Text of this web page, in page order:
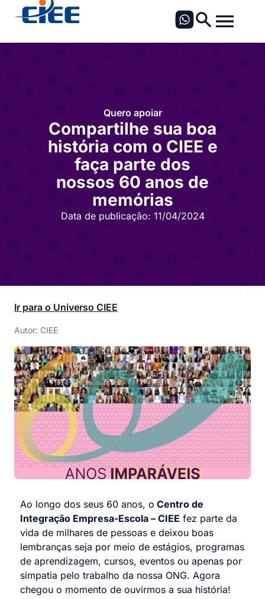
Quero apoiar
Compartilhe sua boa
história com o CIEE e
faça parte dos
nossos 60 anos de
memórias
Data de publicação: 11/04/2024
Ir para o Universo CIEE
Autor: CIEE
Ao longo dos seus 60 anos, o Centro de
Integração Empresa-Escola – CIEE fez parte da
vida de milhares de pessoas e deixou boas
lembranças seja por meio de estágios, programas
de aprendizagem, cursos, eventos ou apenas por
simpatia pelo trabalho da nossa ONG. Agora
chegou o momento de ouvirmos a sua história!